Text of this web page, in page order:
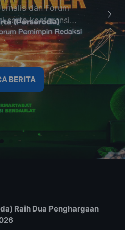
dan Forum
serta konferensi
BERITA
Raih Dua Penghargaan